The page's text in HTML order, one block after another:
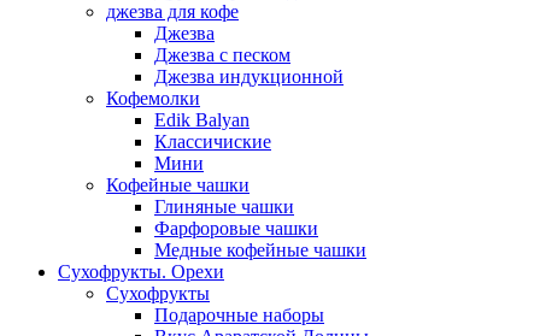
джезва для кофе
Джезва
Джезва с песком
Джезва индукционной
Кофемолки
Edik Balyan
Классичиские
Мини
Кофейные чашки
Глиняные чашки
Фарфоровые чашки
Медные кофейные чашки
Сухофрукты. Орехи
Сухофрукты
Подарочные наборы